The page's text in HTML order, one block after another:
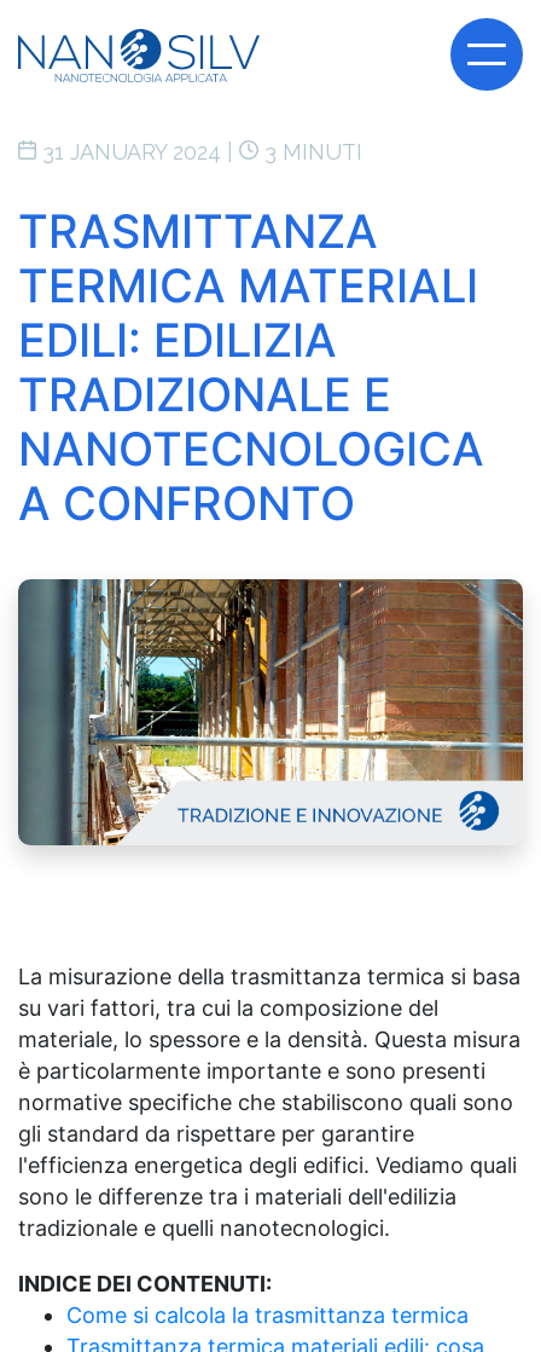
31 JANUARY 2024 | 3 MINUTI
TRASMITTANZA
TERMICA MATERIALI
EDILI: EDILIZIA
TRADIZIONALE E
NANOTECNOLOGICA
A CONFRONTO
La misurazione della trasmittanza termica si basa
su vari fattori, tra cui la composizione del
materiale, lo spessore e la densità. Questa misura
è particolarmente importante e sono presenti
normative specifiche che stabiliscono quali sono
gli standard da rispettare per garantire
l'efficienza energetica degli edifici. Vediamo quali
sono le differenze tra i materiali dell'edilizia
tradizionale e quelli nanotecnologici.
INDICE DEI CONTENUTI:
Come si calcola la trasmittanza termica
Trasmittanza termica materiali edili: cosa